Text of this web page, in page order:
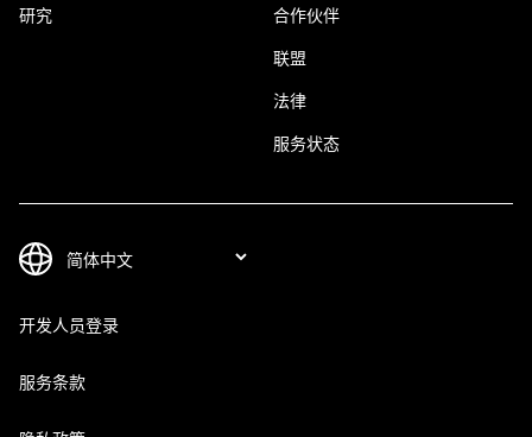
研究 合作伙伴
联盟
法律
服务状态
开发人员登录
服务条款